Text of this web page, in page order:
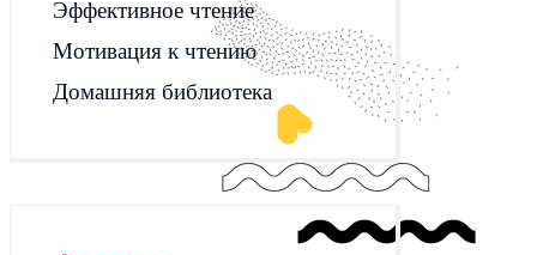
Эффективное чтение
Мотивация к чтению
Домашняя библиотека